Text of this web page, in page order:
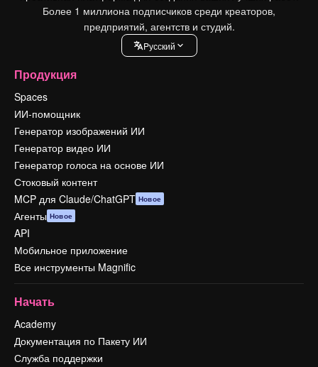
Более 1 миллиона подписчиков среди креаторов,
предприятий, агентств и студий.
Pусский
Продукция
Spaces
ИИ-помощник
Генератор изображений ИИ
Генератор видео ИИ
Генератор голоса на основе ИИ
Стоковый контент
MCP для Claude/ChatGPT Новое
Агенты Новое
API
Мобильное приложение
Все инструменты Magnific
Начать
Academy
Документация по Пакету ИИ
Служба поддержки